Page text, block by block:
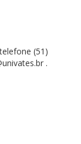
(51)
.